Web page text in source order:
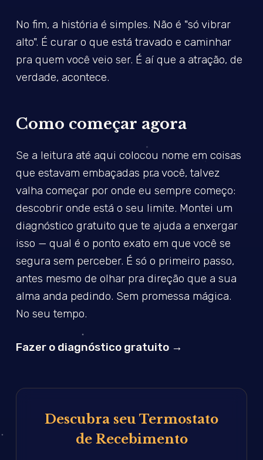
No fim, a história é simples. Não é "só vibrar
alto". É curar o que está travado e caminhar
pra quem você veio ser. É aí que a atração, de
verdade, acontece.
Como começar agora
Se a leitura até aqui colocou nome em coisas
que estavam embaçadas pra você, talvez
valha começar por onde eu sempre começo:
descobrir onde está o seu limite. Montei um
diagnóstico gratuito que te ajuda a enxergar
isso — qual é o ponto exato em que você se
segura sem perceber. É só o primeiro passo,
antes mesmo de olhar pra direção que a sua
alma anda pedindo. Sem promessa mágica.
No seu tempo.
Fazer o diagnóstico gratuito →
Descubra seu Termostato
de Recebimento